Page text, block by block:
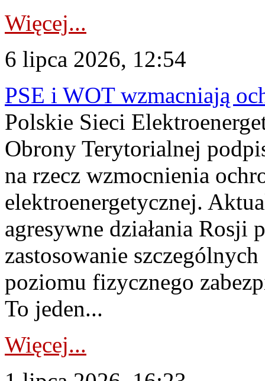
Więcej...
6 lipca 2026, 12:54
PSE i WOT wzmacniają
Polskie Sieci
Obrony Terytorialnej
na rzecz wzmocnienia
elektroenergetycznej.
agresywne działania Rosji
zastosowanie
poziomu fizycznego
To jeden...
Więcej...